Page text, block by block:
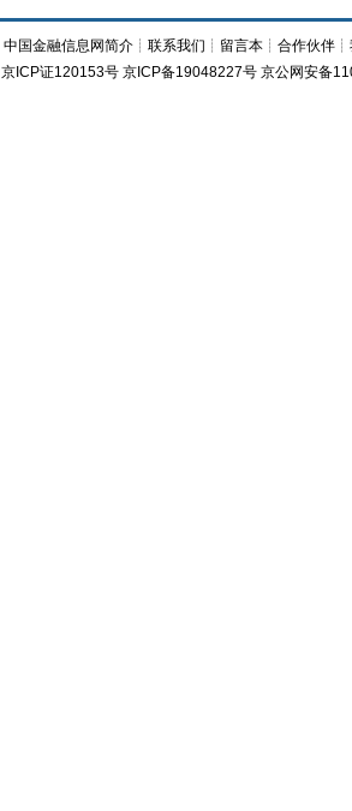
中国金融信息网简介 ┊联系我们 ┊ 留言本 ┊合作伙伴 ┊
京ICP证120153号 京ICP备19048227号 京公网安备